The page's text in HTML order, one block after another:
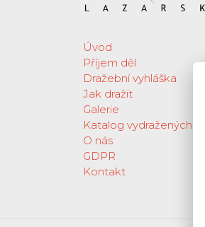
Úvod
Příjem děl
Dražební vyhláška
Jak dražit
Galerie
Katalog vydražených děl
O nás
GDPR
Kontakt